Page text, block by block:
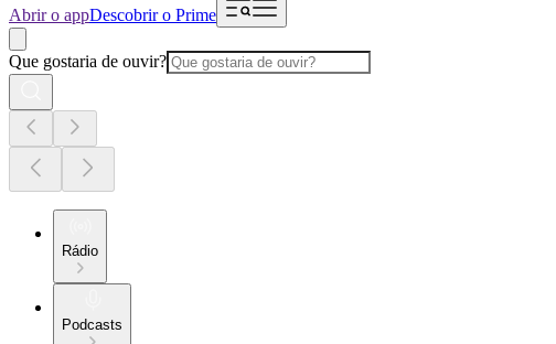
Abrir o appDescobrir o Prime
Que gostaria de ouvir?
Rádio
Podcasts